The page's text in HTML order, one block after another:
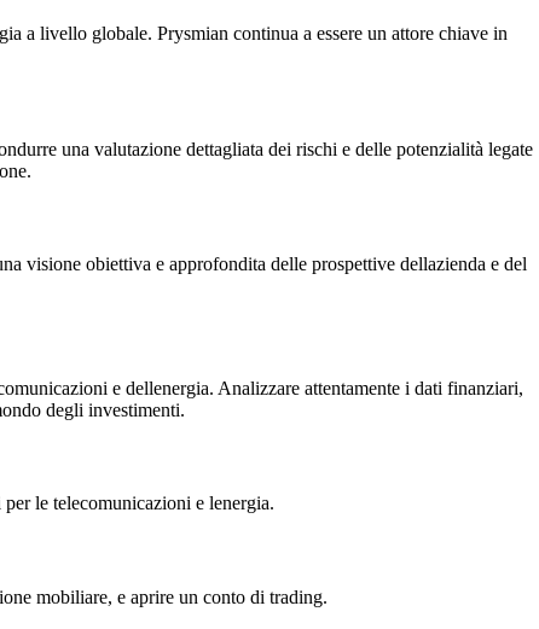
a livello globale. Prysmian continua a essere un attore chiave in
una valutazione dettagliata dei rischi e delle potenzialità legate
visione obiettiva e approfondita delle prospettive dellazienda e del
e dellenergia. Analizzare attentamente i dati finanziari,
degli investimenti.
le telecomunicazioni e lenergia.
mobiliare, e aprire un conto di trading.